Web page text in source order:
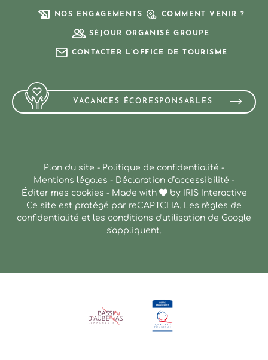
NOS ENGAGEMENTS COMMENT VENIR ?
SÉJOUR ORGANISÉ GROUPE
CONTACTER L’OFFICE DE TOURISME
VACANCES ÉCORESPONSABLES
Plan du site - Politique de confidentialité -
Mentions légales - Déclaration d’accessibilité -
Éditer mes cookies - Made with by
IRIS Interactive
Ce site est protégé par reCAPTCHA. Les règles de
confidentialité et les conditions d'utilisation de Google
s'appliquent.